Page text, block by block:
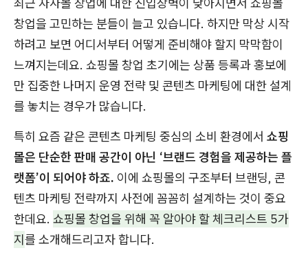
창업을 고민하는 분들이 늘고 있습니다. 하지만 막상 시작
하려고 보면 어디서부터 어떻게 준비해야 할지 막막함이
느껴지는데요. 쇼핑몰 창업 초기에는 상품 등록과 홍보에
만 집중한 나머지 운영 전략 및 콘텐츠 마케팅에 대한 설계
를 놓치는 경우가 많습니다.
특히 요즘 같은 콘텐츠 마케팅 중심의 소비 환경에서 쇼핑
몰은 단순한 판매 공간이 아닌 ‘브랜드 경험을 제공하는 플
랫폼’이 되어야 하죠. 이에 쇼핑몰의 구조부터 브랜딩, 콘
텐츠 마케팅 전략까지 사전에 꼼꼼히 설계하는 것이 중요
한데요. 쇼핑몰 창업을 위해 꼭 알아야 할 체크리스트 5가
지를 소개해드리고자 합니다.